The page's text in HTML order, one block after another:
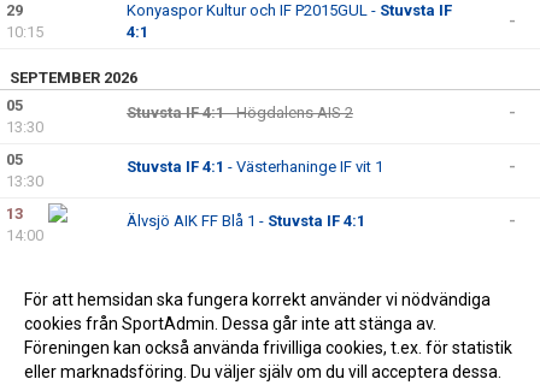
29
10:15
Konyaspor Kultur och IF P2015GUL - Stuvsta IF
4:1
-
SEPTEMBER 2026
05
13:30
Stuvsta IF 4:1- Högdalens AIS 2 -
05
13:30
Stuvsta IF 4:1 - Västerhaninge IF vit 1 -
13
14:00
Älvsjö AIK FF Blå 1 - Stuvsta IF 4:1 -
12:15
15:15
Älvsjö AIK FF Vit 1 -Stuvsta IF 4:1
För att hemsidan ska fungera korrekt använder vi nödvändiga
cookies från SportAdmin. Dessa går inte att stänga av.
Föreningen kan också använda frivilliga cookies, t.ex. för statistik
eller marknadsföring. Du väljer själv om du vill acceptera dessa.